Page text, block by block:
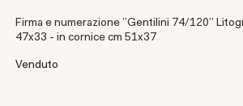
Firma e numerazione "Gentilini 74/120"
47x33 - in cornice cm 51x37
Venduto